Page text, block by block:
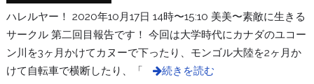
ハレルヤー！ 2020年10月17日 14時〜15:10 美美〜素敵に生きる
サークル 第二回目報告です！ 今回は大学時代にカナダのユコー
ン川を3ヶ月かけてカヌーで下ったり、モンゴル大陸を2ヶ月か
けて自転車で横断したり、「
続きを読む